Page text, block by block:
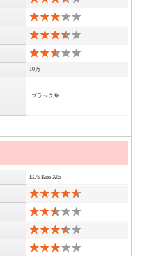
10万
ブラック系
EOS Kiss X8i